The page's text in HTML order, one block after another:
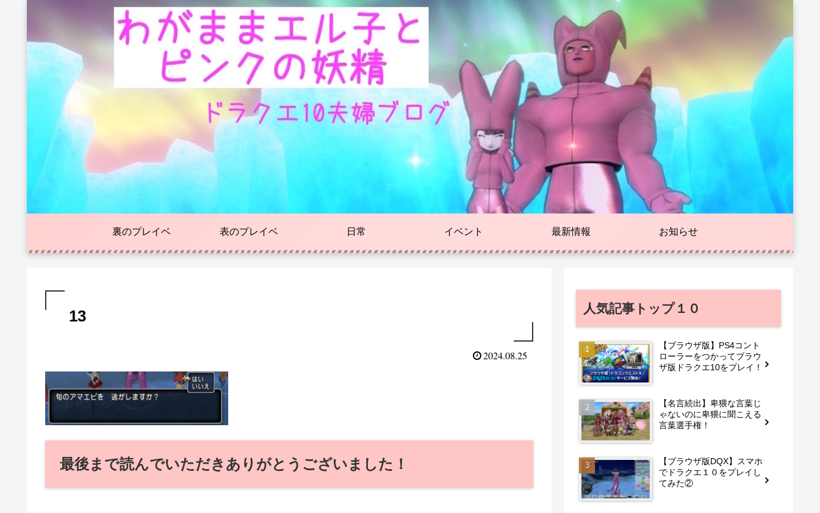
裏のプレイベ 表のプレイベ 日常 イベント 最新情報 お知らせ
13
2024.08.25
最後まで読んでいただきありがとうございました！
人気記事トップ１０
【ブラウザ版】PS4コント
ローラーをつかってブラウ
ザ版ドラクエ10をプレイ！
【名言続出】卑猥な言葉じ
ゃないのに卑猥に聞こえる
言葉選手権！
【ブラウザ版DQX】スマホ
でドラクエ１０をプレイし
てみた②